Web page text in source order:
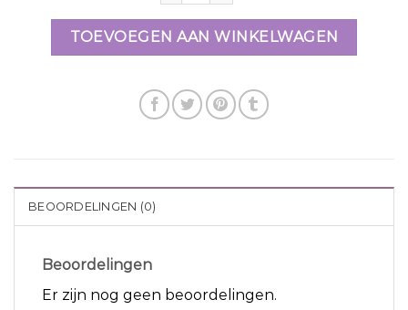
TOEVOEGEN AAN WINKELWAGEN
BEOORDELINGEN (0)
Beoordelingen
Er zijn nog geen beoordelingen.